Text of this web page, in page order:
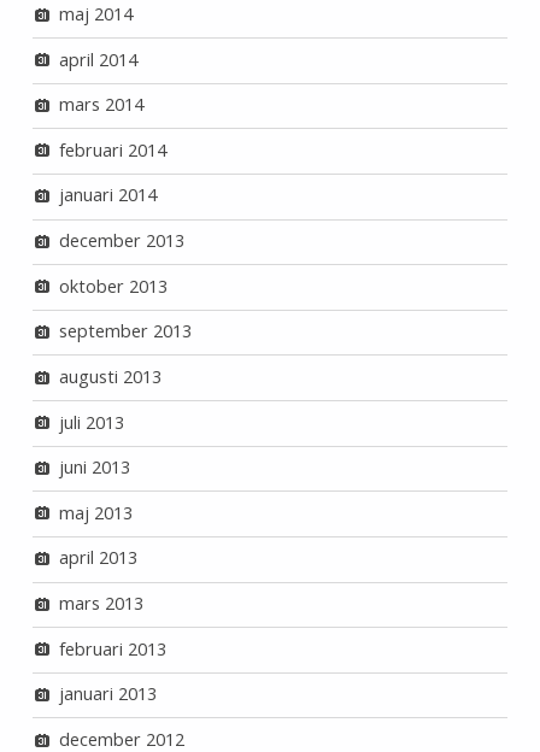
maj 2014
april 2014
mars 2014
februari 2014
januari 2014
december 2013
oktober 2013
september 2013
augusti 2013
juli 2013
juni 2013
maj 2013
april 2013
mars 2013
februari 2013
januari 2013
december 2012